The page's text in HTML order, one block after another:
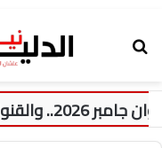
الناقلة